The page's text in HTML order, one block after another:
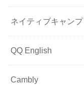
ネイティブキャンプ
QQ English
Cambly